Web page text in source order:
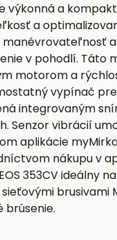
je výkonná a
a
manévrovateľnosť
v pohodlí. Táto
motorom a
vypínač
integrovaným
Senzor vibrácií
aplikácie
nákupu v
353CV ideálny
brusivami
brúsenie.